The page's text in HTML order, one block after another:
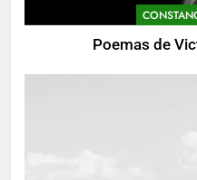
Poemas de